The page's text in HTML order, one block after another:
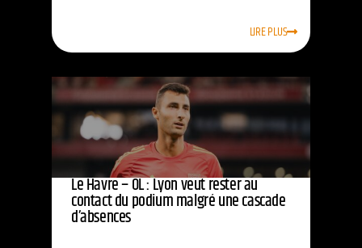
LIRE PLUS
Le Havre – OL : Lyon veut rester au
contact du podium malgré une cascade
d’absences